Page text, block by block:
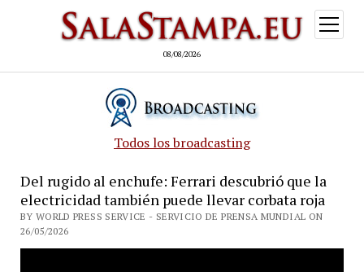
08/08/2026
open
menu
Todos los broadcasting
Del rugido al enchufe: Ferrari descubrió que la
electricidad también puede llevar corbata roja
BY WORLD PRESS SERVICE - SERVICIO DE PRENSA MUNDIAL ON
26/05/2026